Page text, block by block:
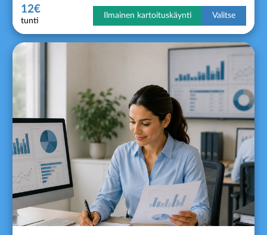
12€
tunti
Ilmainen kartoituskäynti Valitse